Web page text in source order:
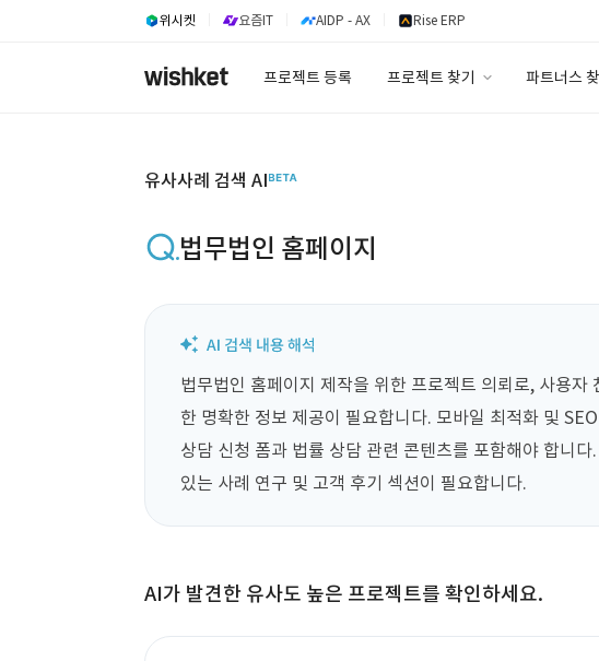
위시켓 요즘IT AIDP - AX Rise ERP
프로젝트 등록 프로젝트 찾기 파트너스
유사사례 검색 AI
법무법인 홈페이지
법무법인 홈페이지 제작을 위한 프로젝트 의뢰로, 사용자
한 명확한 정보 제공이 필요합니다. 모바일 최적화 및
상담 신청 폼과 법률 상담 관련 콘텐츠를 포함해야 합니
있는 사례 연구 및 고객 후기 섹션이 필요합니다.
AI가 발견한 유사도 높은 프로젝트를 확인하세요.